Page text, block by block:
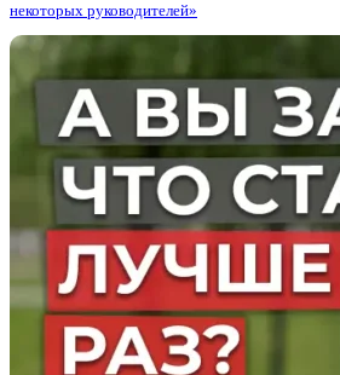
некоторых руководителей»